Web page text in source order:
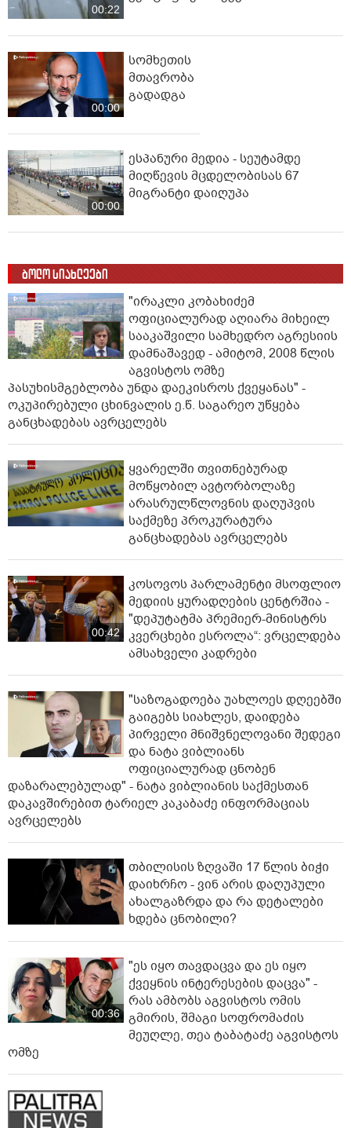
00:22
00:00
სომხეთის
მთავრობა
გადადგა
00:00
ესპანური მედია - სეუტამდე
მიღწევის მცდელობისას 67
მიგრანტი დაიღუპა
ბოლო სიახლეები
"ირაკლი კობახიძემ
ოფიციალურად აღიარა მიხეილ
სააკაშვილი სამხედრო აგრესიის
დამნაშავედ - ამიტომ, 2008 წლის
აგვისტოს ომზე
პასუხისმგებლობა უნდა დაეკისროს ქვეყანას" -
ოკუპირებული ცხინვალის ე.წ. საგარეო უწყება
განცხადებას ავრცელებს
ყვარელში თვითნებურად
მოწყობილ ავტორბოლაზე
არასრულწლოვნის დაღუპვის
საქმეზე პროკურატურა
განცხადებას ავრცელებს
00:42
კოსოვოს პარლამენტი მსოფლიო
მედიის ყურადღების ცენტრშია -
"დეპუტატმა პრემიერ-მინისტრს
კვერცხები ესროლა“: ვრცელდება
ამსახველი კადრები
"საზოგადოება უახლოეს დღეებში
გაიგებს სიახლეს, დაიდება
პირველი მნიშვნელოვანი შედეგი
და ნატა ვიბლიანს
ოფიციალურად ცნობენ
დაზარალებულად" - ნატა ვიბლიანის საქმესთან
დაკავშირებით ტარიელ კაკაბაძე ინფორმაციას
ავრცელებს
თბილისის ზღვაში 17 წლის ბიჭი
დაიხრჩო - ვინ არის დაღუპული
ახალგაზრდა და რა დეტალები
ხდება ცნობილი?
00:36
"ეს იყო თავდაცვა და ეს იყო
ქვეყნის ინტერესების დაცვა" -
რას ამბობს აგვისტოს ომის
გმირის, შმაგი სოფრომაძის
მეუღლე, თეა ტაბატაძე აგვისტოს
ომზე